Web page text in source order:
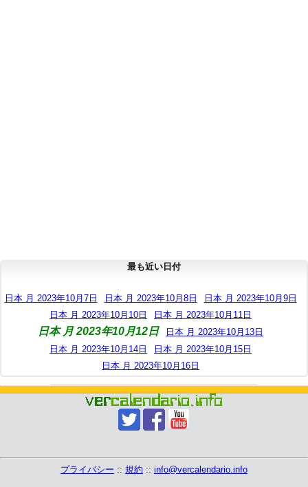
最も近い日付
日本 月 2023年10月7日 日本 月 2023年10月8日
日本 月 2023年10月9日
日本 月 2023年10月10日
日本 月 2023年10月11日
日本 月 2023年10月12日
日本 月 2023年10月13日
日本 月 2023年10月14日
日本 月 2023年10月15日
日本 月 2023年10月16日
プライバシー :: 規約 :: info@vercalendario.info